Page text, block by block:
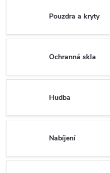
Pouzdra a kryty
Ochranná skla
Hudba
Nabíjení